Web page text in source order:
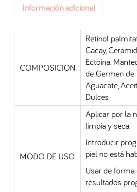
Información adicional
COMPOSICION
Retinol
Cacay,
Ectoína,
de Germen de
Aguacate,
Dulces
MODO DE USO
Aplicar por la
limpia y seca.
Introducir
piel no está
Usar de
resultados